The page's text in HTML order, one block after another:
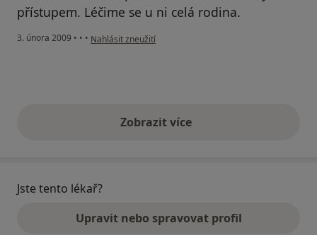
přístupem. Léčime se u ni celá rodina.
3. února 2009 • • • podle názoru uživatele Spokojený pacient
Nahlásit zneužití
Zobrazit vícevýše uvedené názory
Jste tento lékař?
Upravit nebo spravovat profil